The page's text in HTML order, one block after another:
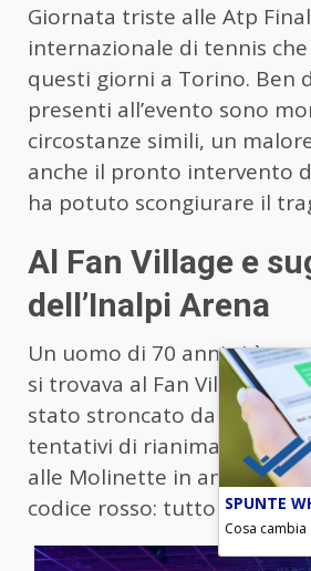
Giornata triste alle Atp
internazionale di tennis
questi giorni a Torino. Ben
presenti all’evento sono
circostanze simili, un
anche il pronto intervento
ha potuto scongiurare il
Al Fan Village e
dell’Inalpi Arena
Un uomo di 70 anni si è
si trovava al Fan Village di
stato stroncato da un
tentativi di rianimarlo sul
alle Molinette in
codice rosso: tutto inutile,
SPUNTE
Cosa cambia